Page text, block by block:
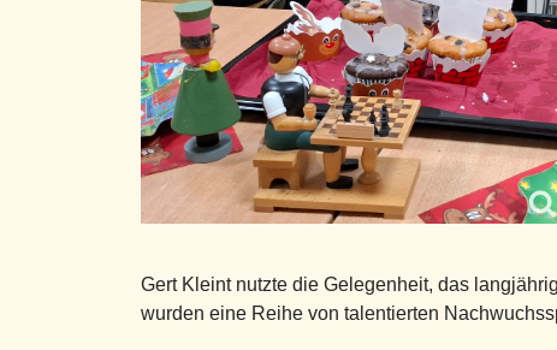
Gert Kleint nutzte die Gelegenheit, das
wurden eine Reihe von talentierten